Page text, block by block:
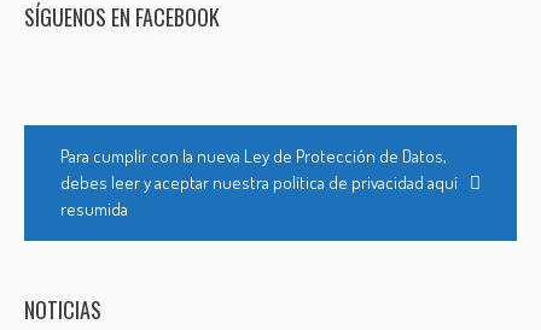
SÍGUENOS EN FACEBOOK
Para cumplir con la nueva Ley de Protección de Datos,
debes leer y aceptar nuestra política de privacidad aquí
resumida
NOTICIAS